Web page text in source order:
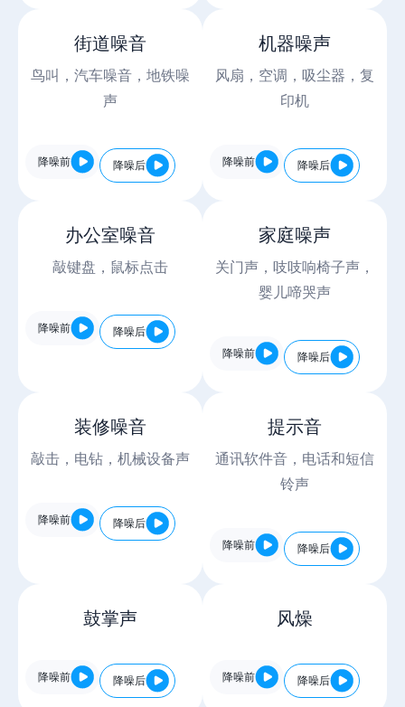
街道噪音
鸟叫，汽车噪音，地铁噪
声
降噪前 降噪后
机器噪声
风扇，空调，吸尘器，复
印机
降噪前 降噪后
办公室噪音
敲键盘，鼠标点击
降噪前 降噪后
家庭噪声
关门声，吱吱响椅子声，
婴儿啼哭声
降噪前 降噪后
装修噪音
敲击，电钻，机械设备声
降噪前 降噪后
提示音
通讯软件音，电话和短信
铃声
降噪前 降噪后
鼓掌声
降噪前 降噪后
风燥
降噪前 降噪后